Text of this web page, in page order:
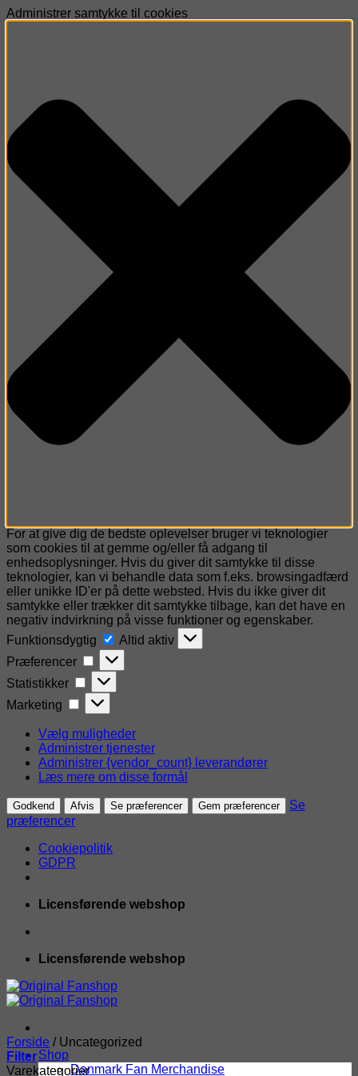
Administrer samtykke til cookies
For at give dig de bedste oplevelser bruger vi teknologier
som cookies til at gemme og/eller få adgang til
enhedsoplysninger. Hvis du giver dit samtykke til disse
teknologier, kan vi behandle data som f.eks. browsingadfærd
eller unikke ID'er på dette websted. Hvis du ikke giver dit
samtykke eller trækker dit samtykke tilbage, kan det have en
negativ indvirkning på visse funktioner og egenskaber.
Funktionsdygtig
Funktionsdygtig
Altid aktiv
Præferencer
Præferencer
Statistikker Statistikker
Marketing Marketing
Vælg muligheder
Administrer tjenester
Administrer {vendor_count} leverandører
Læs mere om disse formål
Godkend Afvis Se præferencer Gem præferencer
Se
præferencer
Cookiepolitik
GDPR
Fortsæt
indhold
Licensførende webshop
Licensførende webshop
Shop
Danmark Fan Merchandise
Forside /Uncategorized
Filter
Varekategorier